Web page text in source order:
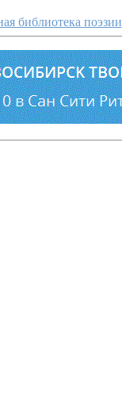
библиотека поэзии